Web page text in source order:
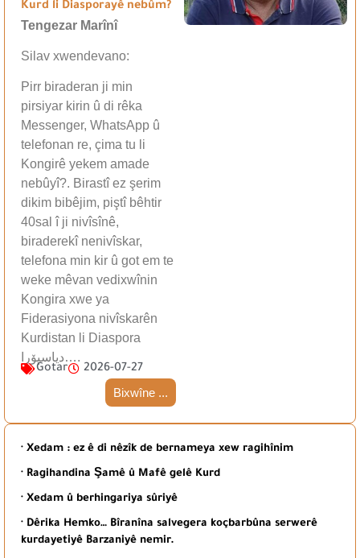
Kurd li Diasporayê nebûm?
Tengezar Marînî
Silav xwendevano:
Pirr biraderan ji min
pirsiyar kirin û di rêka
Messenger, WhatsApp û
telefonan re, çima tu li
Kongirê yekem amade
nebûyî?. Birastî ez şerim
dikim bibêjim, piştî bêhtir
40sal î ji nivîsînê,
biraderekî nenivîskar,
telefona min kir û got em te
weke mêvan vedixwînin
Kongira xwe ya
Fiderasiyona nivîskarên
Kurdistan li Diaspora
دیاسپۆرا….
Gotar 2026-07-27
Bixwîne ...
· Xedam : ez ê di nêzîk de bernameya xew ragihînim
· Ragihandina Şamê û Mafê gelê Kurd
· Xedam û berhingariya sûriyê
· Dêrika Hemko… Bîranîna salvegera koçbarbûna serwerê
kurdayetiyê Barzaniyê nemir.